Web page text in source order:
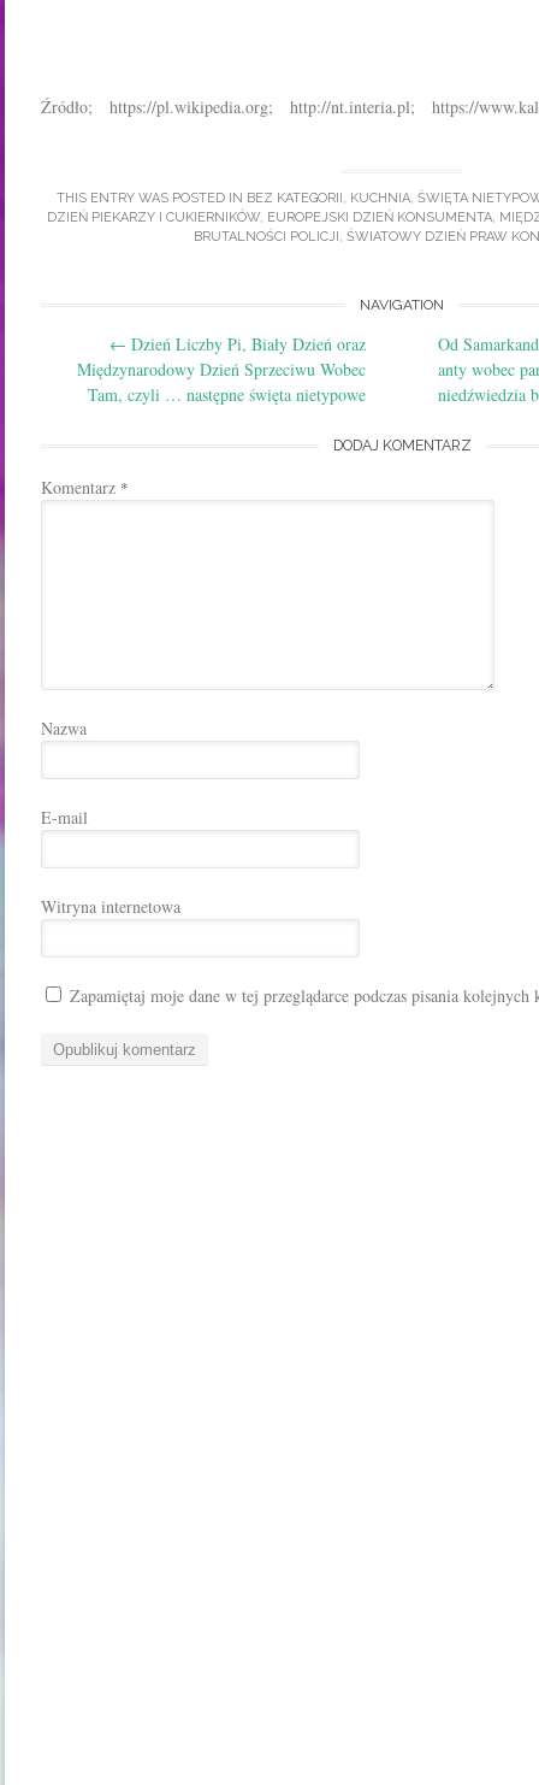
Źródło; https://pl.wikipedia.org; http://nt.interia.pl; https://
THIS ENTRY WAS POSTED IN BEZ KATEGORII , KUCHNIA, ŚWIĘTA
DZIEŃ PIEKARZY I CUKIERNIKÓW, EUROPEJSKI DZIEŃ KONSUMENTA,
BRUTALNOŚCI POLICJI , ŚWIATOWY DZIEŃ PRAW
navigation
NAVIGATION
← Dzień Liczby Pi, Biały Dzień oraz
Międzynarodowy Dzień Sprzeciwu Wobec
Tam, czyli … następne święta nietypowe
Od
anty wobec
niedźwiedzia
DODAJ KOMENTARZ
Komentarz *
Nazwa
E-mail
Witryna internetowa
Zapamiętaj moje dane w tej przeglądarce podczas pisania kolejnych